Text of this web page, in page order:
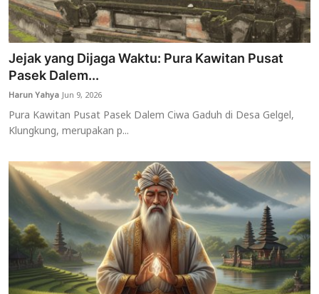
Jejak yang Dijaga Waktu: Pura Kawitan Pusat
Pasek Dalem...
Harun YahyaJun 9, 2026
Pura Kawitan Pusat Pasek Dalem Ciwa Gaduh di Desa Gelgel,
Klungkung, merupakan p...